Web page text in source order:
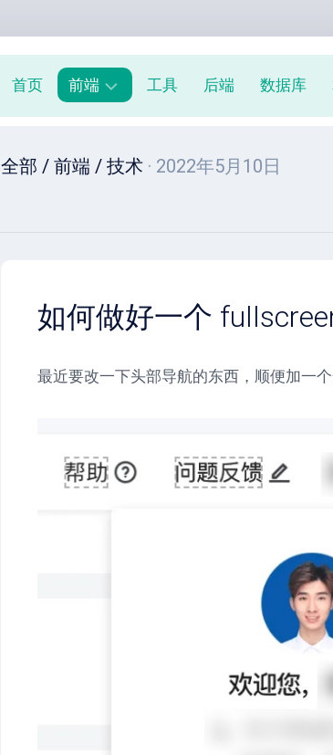
首页 前端
端
工具 后端 数据库
全部 / 前端 / 技术 · 2022年5月10日
如何做好一个
最近要改一下头部导航的东西，顺便加一个